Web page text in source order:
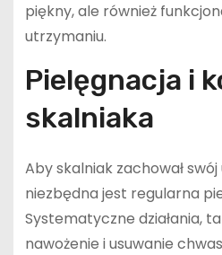
piękny, ale również
utrzymaniu.
Pielęgnacja i
skalniaka
Aby skalniak zachował
niezbędna jest regularna
Systematyczne działania,
nawożenie i usuwanie